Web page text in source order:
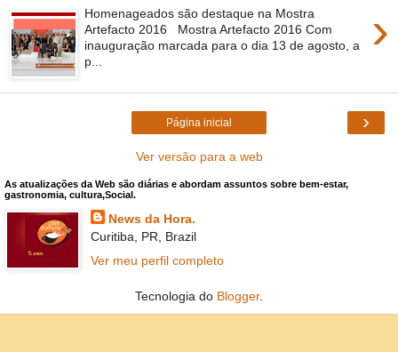
›
Homenageados são destaque na Mostra
Artefacto 2016 Mostra Artefacto 2016 Com
inauguração marcada para o dia 13 de agosto, a
p...
›
Página inicial
Ver versão para a web
As atualizações da Web são diárias e abordam assuntos sobre bem-estar,
gastronomia, cultura,Social.
News da Hora.
Curitiba, PR, Brazil
Ver meu perfil completo
Tecnologia do Blogger.